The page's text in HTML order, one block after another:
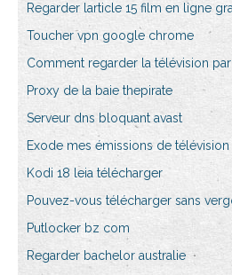
Regarder larticle 15 film en ligne
Toucher vpn google chrome
Comment regarder la télévision
Proxy de la baie thepirate
Serveur dns bloquant avast
Exode mes émissions de télévision
Kodi 18 leia télécharger
Pouvez-vous télécharger sans
Putlocker bz com
Regarder bachelor australie